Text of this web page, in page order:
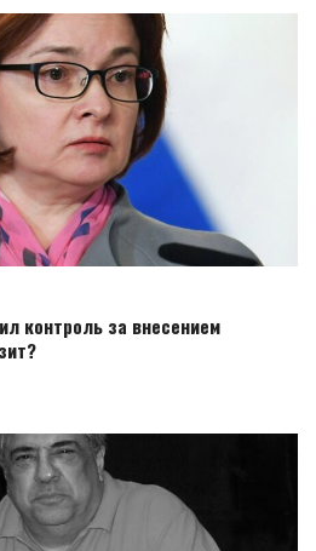
контроль за внесением